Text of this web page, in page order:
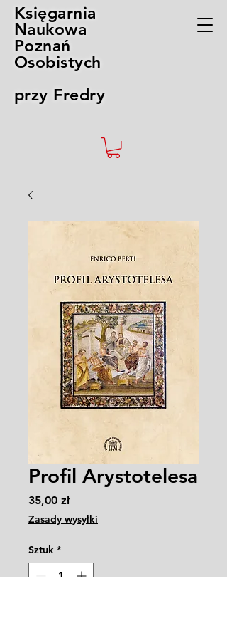
Księgarnia
Naukowa
Poznań
Osobistych
przy Fredry
Profil Arystotelesa
35,00 złCena
Zasady wysyłki
Sztuk *